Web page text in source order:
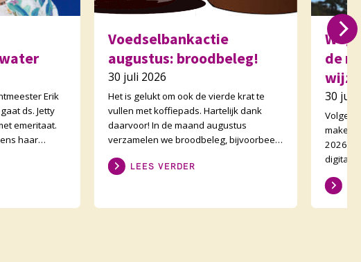
Erik
ds. Jetty
emeritaat.
haar
Voedselbankactie
augustus: broodbeleg!
30 juli 2026
Het is gelukt om ook de vierde krat te
vullen met koffiepads. Hartelijk dank
daarvoor! In de maand augustus
verzamelen we broodbeleg, bijvoorbeeld
zijn de koffiLEES VERDER
de
30 juli
maken
2026-
digitale
bekend